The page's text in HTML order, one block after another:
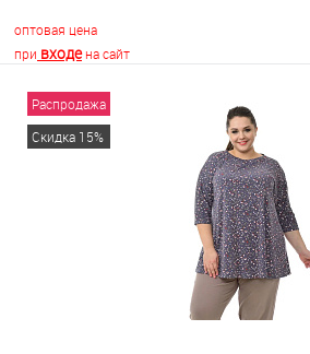
оптовая цена
при входена сайт
В корзину
Распродажа
Скидка 15%